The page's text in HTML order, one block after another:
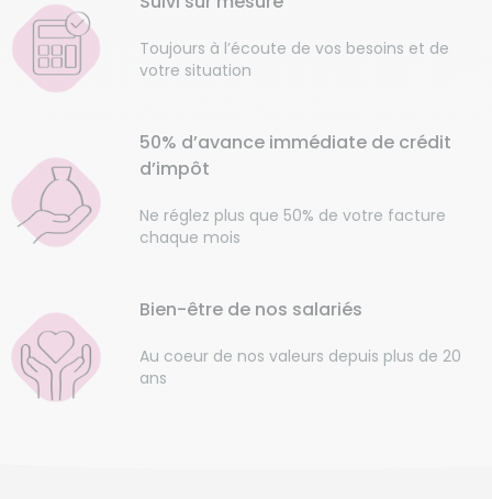
Toujours à l’écoute de vos besoins et de
votre situation
50% d’avance immédiate de crédit
d’impôt
Ne réglez plus que 50% de votre facture
chaque mois
Bien-être de nos salariés
Au coeur de nos valeurs depuis plus de 20
ans